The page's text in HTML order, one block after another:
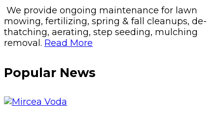
We provide ongoing maintenance for lawn
mowing, fertilizing, spring & fall cleanups, de-
thatching, aerating, step seeding, mulching
removal. Read More
Popular News